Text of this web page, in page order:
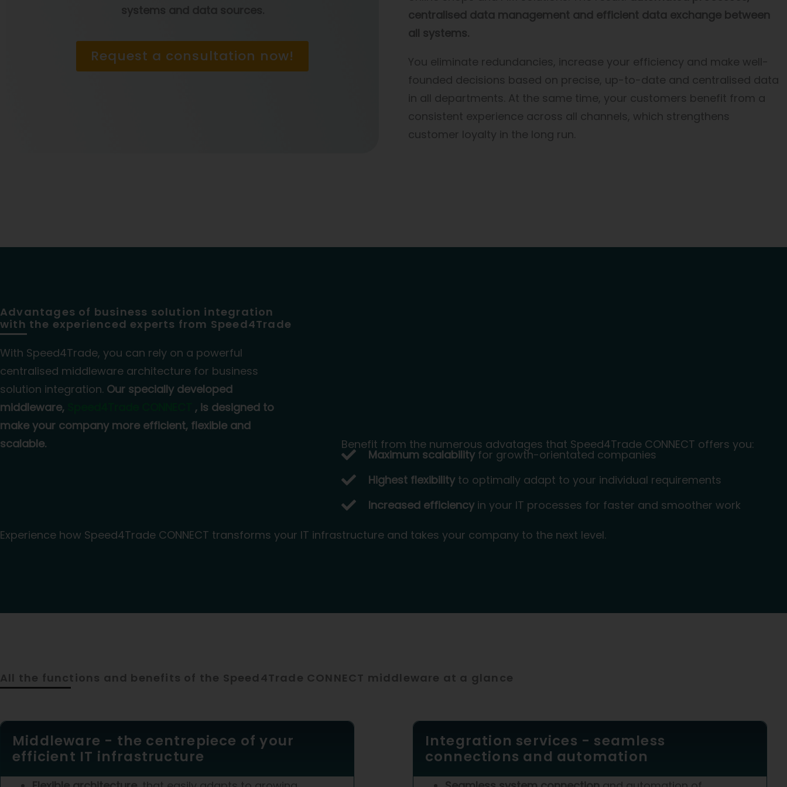
Request a consultation now!
centralised data management and efficient data exchange between
all systems.
You eliminate redundancies, increase your efficiency and make well-
founded decisions based on precise, up-to-date and centralised data
in all departments. At the same time, your customers benefit from a
consistent experience across all channels, which strengthens
customer loyalty in the long run.
Advantages of business solution integration
with the experienced experts from Speed4Trade
With Speed4Trade, you can rely on a powerful
centralised middleware architecture for business
solution integration. Our specially developed
middleware,
, is designed to
make your company more efficient, flexible and
scalable.
Benefit from the numerous advatages that Speed4Trade CONNECT offers you:
Maximum scalabilityfor growth-orientated companies
Highest flexibilityto optimally adapt to your individual requirements
Increased efficiencyin your IT processes for faster and smoother work
Experience how Speed4Trade CONNECT transforms your IT infrastructure and takes your company to the next level.
All the functions and benefits of the Speed4Trade CONNECT middleware at a glance
Middleware - the centrepiece of your
efficient IT infrastructure
Integration services - seamless
connections and automation